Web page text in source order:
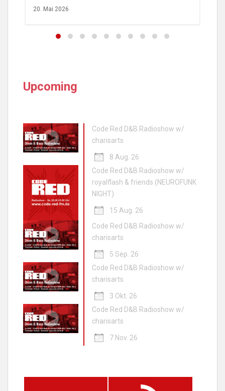
20. Mai 2026
Upcoming
Code Red D&B Radioshow w/
charisarts
8 Aug. 26
Code Red D&B Radioshow w/
royalflash & friends (NEUROFUNK
NIGHT)
15 Aug. 26
Code Red D&B Radioshow w/
charisarts
5 Sep. 26
Code Red D&B Radioshow w/
charisarts
3 Okt. 26
Code Red D&B Radioshow w/
charisarts
7 Nov. 26